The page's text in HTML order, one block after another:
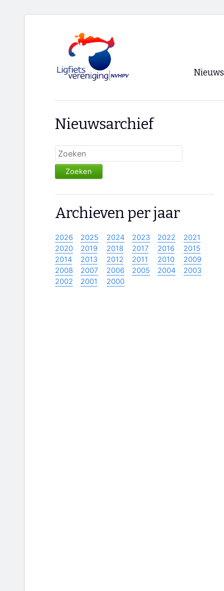
Nieuws
Nieuwsarchief
Zoeken
Archieven per jaar
2026 2025 2024 2023 2022
2021
2020
2019 2018 2017 2016
2015
2014
2013 2012 2011 2010
2009
2008
2007 2006 2005 2004
2003
2002
2001 2000